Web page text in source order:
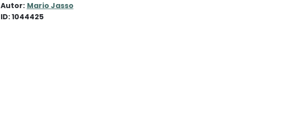
Autor: Mario Jasso
ID: 1044425